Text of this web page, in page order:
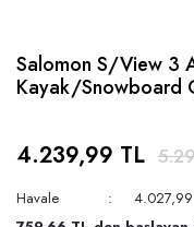
Salomon S/View 3
Kayak/Snowboard
4.239,99 TL
Havale